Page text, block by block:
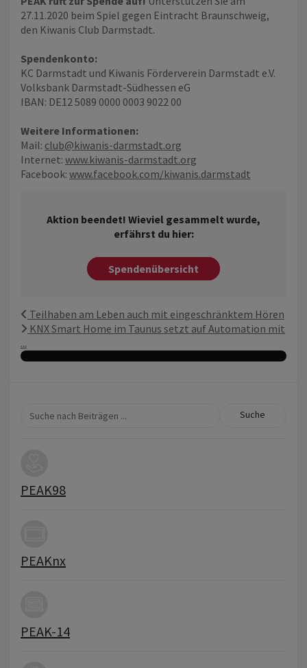
27.11.2020 beim Spiel gegen Eintracht Braunschweig,
den Kiwanis Club Darmstadt.
Spendenkonto:
KC Darmstadt und Kiwanis Förderverein Darmstadt e.V.
Volksbank Darmstadt-Südhessen eG
IBAN: DE12 5089 0000 0003 9022 00
Weitere Informationen:
Mail: club@kiwanis-darmstadt.org
Internet: www.kiwanis-darmstadt.org
Facebook: www.facebook.com/kiwanis.darmstadt
Aktion beendet! Wieviel gesammelt wurde,
erfährst du hier:
Spendenübersicht
Teilhaben am Leben auch mit eingeschränktem Hören
KNX Smart Home im Taunus setzt auf Automation mit
...
Suche
PEAK98
PEAKnx
PEAK-14